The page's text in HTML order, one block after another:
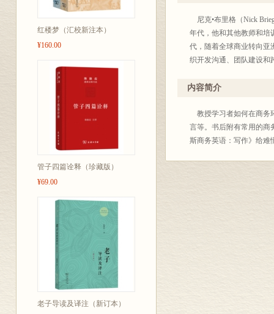
红楼梦（汇校新注本）
¥160.00
管子四篇诠释（珍藏版）
¥69.00
老子导读及译注（新订本）
尼克•布里格（Nick
年代，他和其他教师和培
代，随着全球商业转向亚
织开发沟通、团队建设和
内容简介
教授学习者如何在商务
言等。书后附有常用的商
斯商务英语：写作》给难